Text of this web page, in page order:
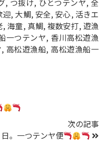
, つ抜け, ひとつテンヤ, 全
迎, 大鯛, 安全, 安心, 活きエ
,海童, 真鯛,複数安打, 遊漁
一つテンヤ, 香川高松遊漁
, 高松遊漁船,高松遊漁船一
次の記事
。一つテンヤ便